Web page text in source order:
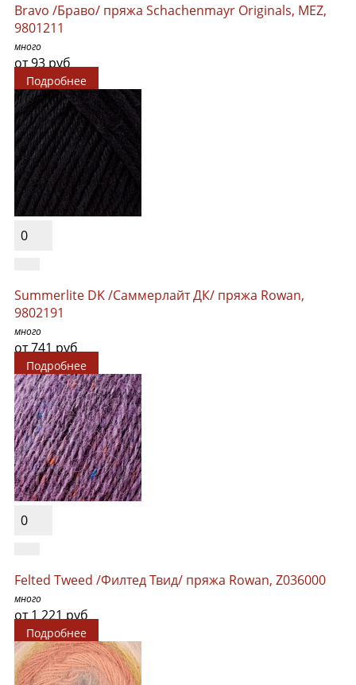
Bravo /Браво/ пряжа Schachenmayr Originals, MEZ,
9801211
много
от 93 руб
Подробнее
0
Summerlite DK /Саммерлайт ДК/ пряжа Rowan,
9802191
много
от 741 руб
Подробнее
0
Felted Tweed /Филтед Твид/ пряжа Rowan, Z036000
много
от 1 221 руб
Подробнее